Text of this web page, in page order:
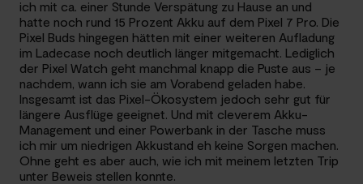
ich mit ca. einer Stunde Verspätung zu Hause an und
hatte noch rund 15 Prozent Akku auf dem Pixel 7 Pro. Die
Pixel Buds hingegen hätten mit einer weiteren Aufladung
im Ladecase noch deutlich länger mitgemacht. Lediglich
der Pixel Watch geht manchmal knapp die Puste aus – je
nachdem, wann ich sie am Vorabend geladen habe.
Insgesamt ist das Pixel-Ökosystem jedoch sehr gut für
längere Ausflüge geeignet. Und mit cleverem Akku-
Management und einer Powerbank in der Tasche muss
ich mir um niedrigen Akkustand eh keine Sorgen machen.
Ohne geht es aber auch, wie ich mit meinem letzten Trip
unter Beweis stellen konnte.